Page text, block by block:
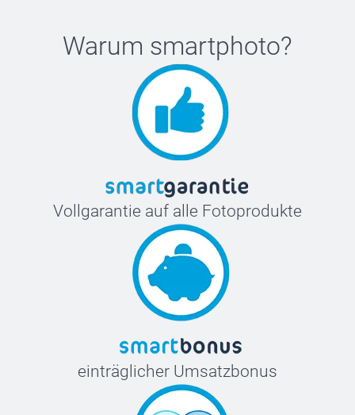
Warum smartphoto?
Vollgarantie auf alle Fotoprodukte
einträglicher Umsatzbonus